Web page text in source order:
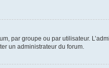
par groupe ou par utilisateur.
un administrateur du forum.